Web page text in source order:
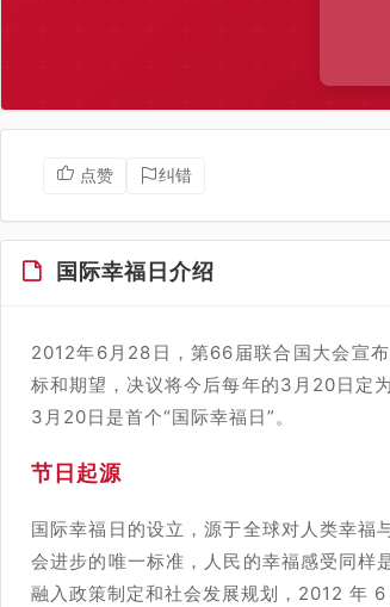
点赞 纠错
国际幸福日介绍
2012年6月28日，第66届联合国大会宣
标和期望，决议将今后每年的3月20日
3月20日是首个“国际幸福日”。
节日起源
国际幸福日的设立，源于全球对人类幸福
会进步的唯一标准，人民的幸福感受同样
融入政策制定和社会发展规划，2012 年